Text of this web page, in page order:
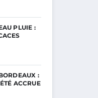
PLUIE :
:
ACCRUE